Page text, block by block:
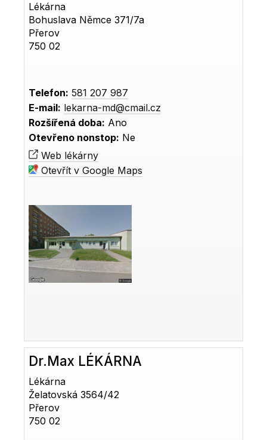
Lékárna
Bohuslava Němce 371/7a
Přerov
750 02
Telefon: 581 207 987
E-mail: lekarna-md@cmail.cz
Rozšířená doba: Ano
Otevřeno nonstop: Ne
Web lékárny
Otevřít v Google Maps
Dr.Max LÉKÁRNA
Lékárna
Želatovská 3564/42
Přerov
750 02